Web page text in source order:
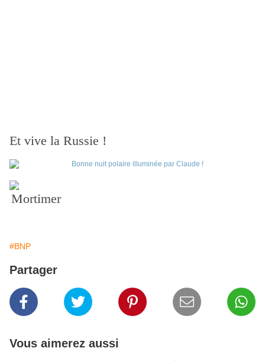
Et vive la Russie !
Mortimer
#BNP
Partager
Vous aimerez aussi